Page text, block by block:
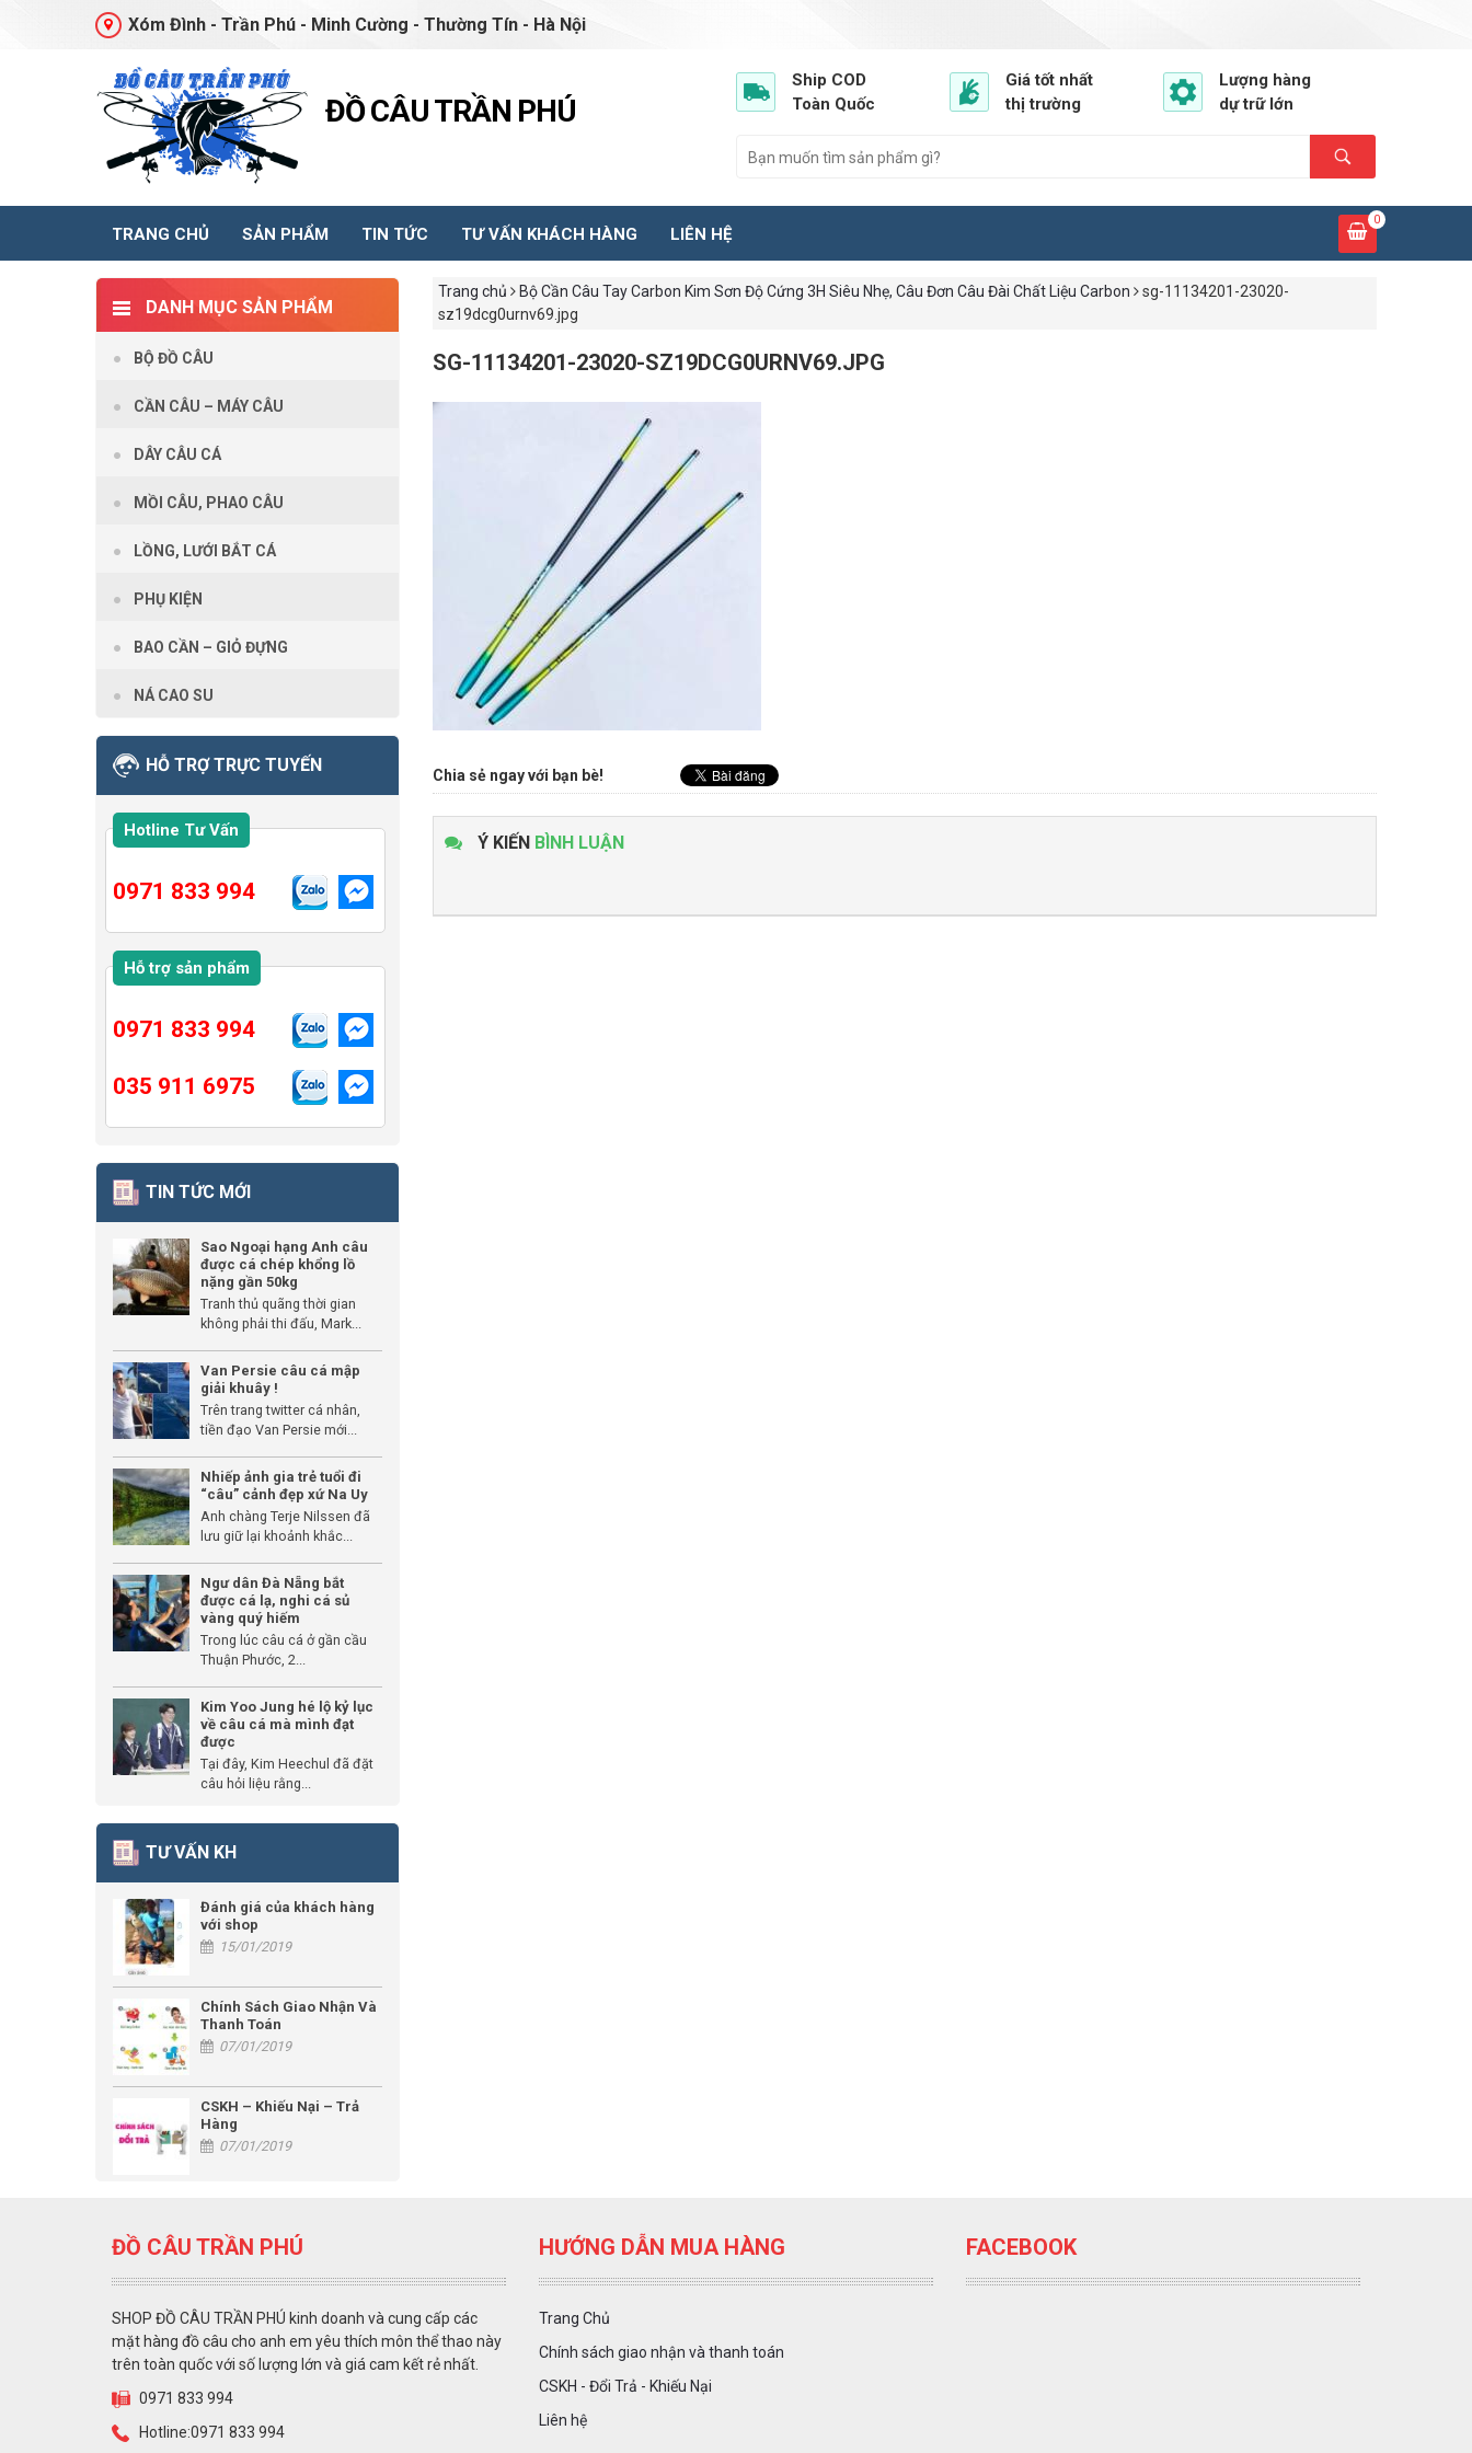
Xóm Đình - Trần Phú - Minh Cường - Thường Tín - Hà Nội
ĐỒ CÂU TRẦN PHÚ
Ship COD
Toàn Quốc
Giá tốt nhất
thị trường
Lượng hàng
dự trữ lớn
TRANG CHỦ SẢN PHẨM TIN TỨC TƯ VẤN KHÁCH HÀNG LIÊN HỆ
0
Trang chủ Bộ Cần Câu Tay Carbon Kim Sơn Độ Cứng 3H Siêu Nhẹ, Câu Đơn Câu Đài Chất Liệu Carbon
sg-11134201-23020-
sz19dcg0urnv69.jpg
SG-11134201-23020-SZ19DCG0URNV69.JPG
Chia sẻ ngay với bạn bè!
Ý KIẾN BÌNH LUẬN
DANH MỤC SẢN PHẨM
BỘ ĐỒ CÂU
CẦN CÂU – MÁY CÂU
DÂY CÂU CÁ
MỒI CÂU, PHAO CÂU
LỒNG, LƯỚI BẮT CÁ
PHỤ KIỆN
BAO CẦN – GIỎ ĐỰNG
NÁ CAO SU
HỖ TRỢ TRỰC TUYẾN
Hotline Tư Vấn
0971 833 994
Hỗ trợ sản phẩm
0971 833 994
035 911 6975
TIN TỨC MỚI
Sao Ngoại hạng Anh câu
được cá chép khổng lồ
nặng gần 50kg
Tranh thủ quãng thời gian
không phải thi đấu, Mark...
Van Persie câu cá mập
giải khuây !
Trên trang twitter cá nhân,
tiền đạo Van Persie mới...
Nhiếp ảnh gia trẻ tuổi đi
“câu” cảnh đẹp xứ Na Uy
Anh chàng Terje Nilssen đã
lưu giữ lại khoảnh khắc...
Ngư dân Đà Nẵng bắt
được cá lạ, nghi cá sủ
vàng quý hiếm
Trong lúc câu cá ở gần cầu
Thuận Phước, 2...
Kim Yoo Jung hé lộ kỷ lục
về câu cá mà mình đạt
được
Tại đây, Kim Heechul đã đặt
câu hỏi liệu rằng...
TƯ VẤN KH
Đánh giá của khách hàng
với shop
15/01/2019
Chính Sách Giao Nhận Và
Thanh Toán
07/01/2019
CSKH – Khiếu Nại – Trả
Hàng
07/01/2019
ĐỒ CÂU TRẦN PHÚ
SHOP ĐỒ CÂU TRẦN PHÚ kinh doanh và cung cấp các
mặt hàng đồ câu cho anh em yêu thích môn thể thao này
trên toàn quốc với số lượng lớn và giá cam kết rẻ nhất.
0971 833 994
Hotline:0971 833 994
HƯỚNG DẪN MUA HÀNG
Trang Chủ
Chính sách giao nhận và thanh toán
CSKH - Đổi Trả - Khiếu Nại
Liên hệ
FACEBOOK